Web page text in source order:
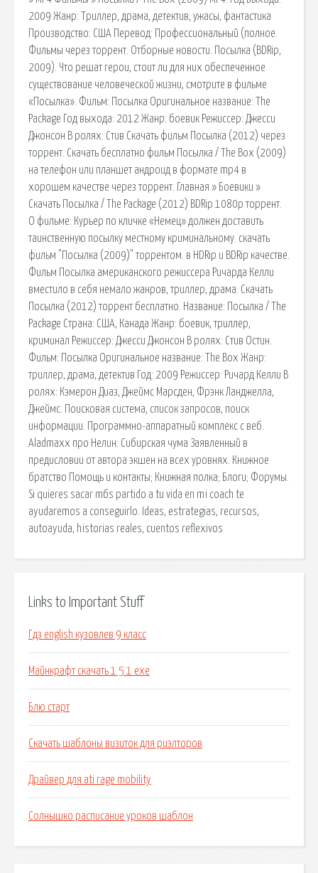
2009 Жанр: Триллер, драма, детектив, ужасы, фантастика
Производство: США Перевод: Профессиональный (полное.
Фильмы через торрент. Отборные новости. Посылка (BDRip,
2009). Что решат герои, стоит ли для них обеспеченное
существование человеческой жизни, смотрите в фильме
«Посылка». Фильм: Посылка Оригинальное название: The
Package Год выхода: 2012 Жанр: боевик Режиссер: Джесси
Джонсон В ролях: Стив Скачать фильм Посылка (2012) через
торрент. Скачать бесплатно фильм Посылка / The Box (2009)
на телефон или планшет андроид в формате mp4 в
хорошем качестве через торрент. Главная » Боевики »
Скачать Посылка / The Package (2012) BDRip 1080p торрент.
О фильме: Курьер по кличке «Немец» должен доставить
таинственную посылку местному криминальному. скачать
фильм "Посылка (2009)" торрентом. в HDRip и BDRip качестве.
Фильм Посылка американского режиссера Ричарда Келли
вместило в себя немало жанров, триллер, драма. Скачать
Посылка (2012) торрент бесплатно. Название: Посылка / The
Package Страна: США, Канада Жанр: боевик, триллер,
криминал Режиссер: Джесси Джонсон В ролях: Стив Остин.
Фильм: Посылка Оригинальное название: The Box Жанр:
триллер, драма, детектив Год: 2009 Режиссер: Ричард Келли В
ролях: Кэмерон Диаз, Джеймс Марсден, Фрэнк Ланджелла,
Джеймс. Поисковая сиcтема, список запросов, поиск
информации. Программно-аппаратный комплекс с веб.
Aladmaxx про Нелин: Сибирская чума Заявленный в
предисловии от автора экшен на всех уровнях. Книжное
братство Помощь и контакты; Книжная полка; Блоги; Форумы.
Si quieres sacar mбs partido a tu vida en mi coach te
ayudaremos a conseguirlo. Ideas, estrategias, recursos,
autoayuda, historias reales, cuentos reflexivos
Links to Important Stuff
Гдз english кузовлев 9 класс
Майнкрафт скачать 1 5 1 exe
Блю старт
Скачать шаблоны визиток для риэлторов
Драйвер для ati rage mobility
Солнышко расписание уроков шаблон